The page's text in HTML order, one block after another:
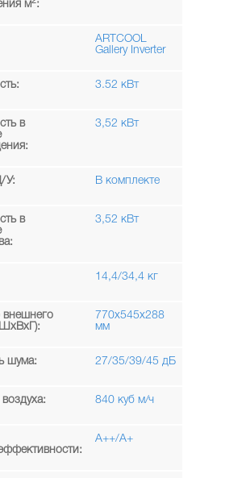
м :
ARTCOOL
Gallery Inverter
3.52 кВт
в
3,52 кВт
У: В комплекте
в
3,52 кВт
14,4/34,4 кг
внешнего
770x545x288
мм
шума: 27/35/39/45 дБ
840 куб м/ч
А++/А+